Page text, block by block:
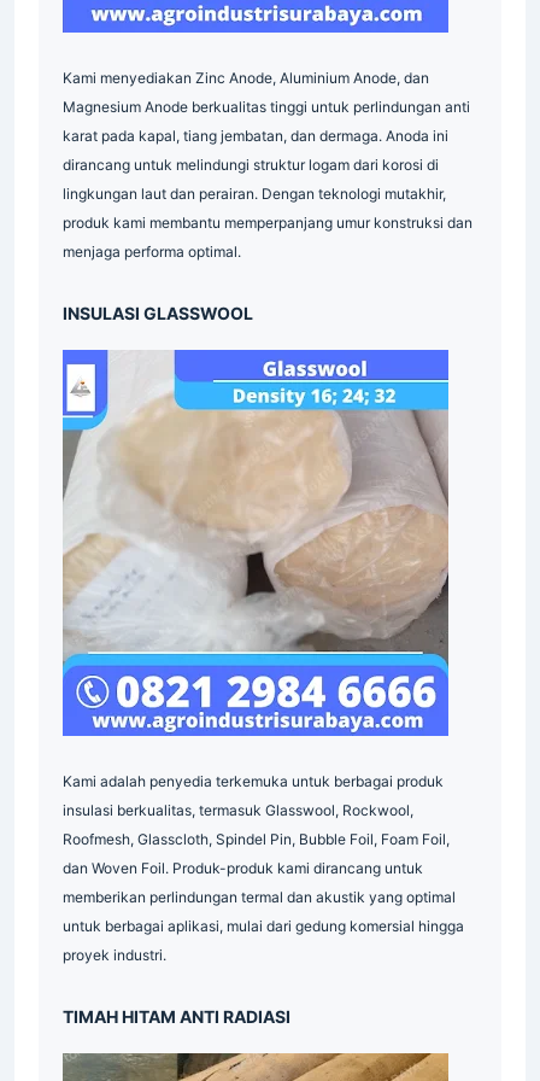
Serrated Grating Industri
Grating Galvanis
Supplier Grating Galvanis Indonesia
Pallet Mesh
Industri
Surabaya
Indonesia
Industrial
Industrial Indonesia
Industrial Indonesia
Material
Indonesia
Plat Industri
Material
Industri Supplier
Indonesia
Kami menyediakan Zinc Anode, Aluminium Anode, dan
Magnesium Anode berkualitas tinggi untuk perlindungan anti
karat pada kapal, tiang jembatan, dan dermaga. Anoda ini
dirancang untuk melindungi struktur logam dari korosi di
lingkungan laut dan perairan. Dengan teknologi mutakhir,
produk kami membantu memperpanjang umur konstruksi dan
menjaga performa optimal.
INSULASI GLASSWOOL
Kami adalah penyedia terkemuka untuk berbagai produk
insulasi berkualitas, termasuk Glasswool, Rockwool,
Roofmesh, Glasscloth, Spindel Pin, Bubble Foil, Foam Foil,
dan Woven Foil. Produk-produk kami dirancang untuk
memberikan perlindungan termal dan akustik yang optimal
untuk berbagai aplikasi, mulai dari gedung komersial hingga
proyek industri.
TIMAH HITAM ANTI RADIASI